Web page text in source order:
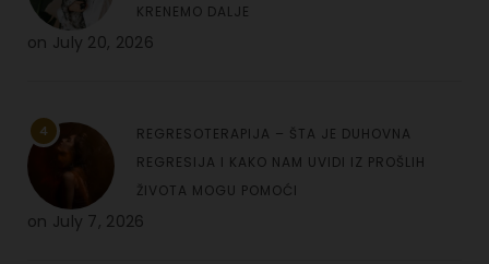
KRENEMO DALJE
on July 20, 2026
4
REGRESOTERAPIJA – ŠTA JE DUHOVNA
REGRESIJA I KAKO NAM UVIDI IZ PROŠLIH
ŽIVOTA MOGU POMOĆI
on July 7, 2026